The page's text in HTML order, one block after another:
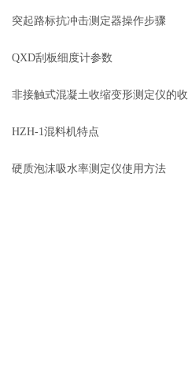
法
突起路标抗冲击测定器操作步骤
QXD刮板细度计参数
非接触式混凝土收缩变形测定仪的收
缩试验方法
HZH-1混料机特点
硬质泡沫吸水率测定仪使用方法